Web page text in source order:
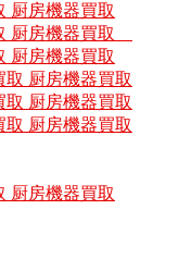
厨房機器買取
厨房機器買取
厨房機器買取
厨房機器買取
厨房機器買取
厨房機器買取
厨房機器買取